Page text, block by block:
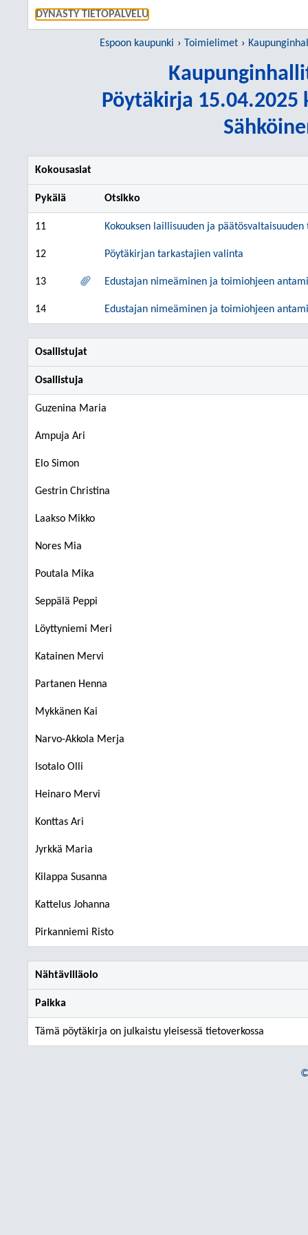
DYNASTY TIETOPALVELU
Espoon kaupunki Toimielimet
Pöytäkirja 15.04.2025
Kokousasiat
Pykälä Otsikko
11 Kokouksen laillisuuden ja
12 Pöytäkirjan tarkastajien valinta
13 Edustajan nimeäminen ja toimiohjeen
14 Edustajan nimeäminen ja toimiohjeen
Osallistujat
Osallistuja
Guzenina Maria
Ampuja Ari
Elo Simon
Gestrin Christina
Laakso Mikko
Nores Mia
Poutala Mika
Seppälä Peppi
Löyttyniemi Meri
Katainen Mervi
Partanen Henna
Mykkänen Kai
Narvo-Akkola Merja
Isotalo Olli
Heinaro Mervi
Konttas Ari
Jyrkkä Maria
Kilappa Susanna
Kattelus Johanna
Pirkanniemi Risto
Nähtävilläolo
Paikka
Tämä pöytäkirja on julkaistu yleisessä tietoverkossa